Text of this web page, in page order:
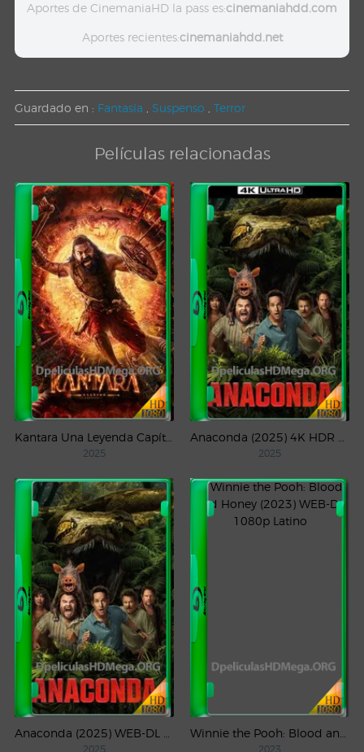
Aportes de CinemaniaHD la pass es:cinemaniahdd.com
Aportes recientes:cinemaniahdd.net
Guardado en : Fantasía Suspenso Terror
Películas relacionadas
2025 2025
2025 2023